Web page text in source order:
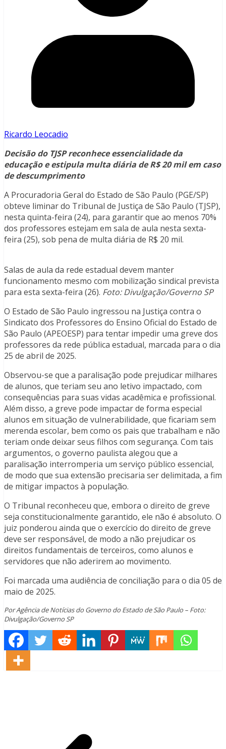
Ricardo Leocadio
Decisão do TJSP reconhece essencialidade da
educação e estipula multa diária de R$ 20 mil em caso
de descumprimento
A Procuradoria Geral do Estado de São Paulo (PGE/SP)
obteve liminar do Tribunal de Justiça de São Paulo (TJSP),
nesta quinta-feira (24), para garantir que ao menos 70%
dos professores estejam em sala de aula nesta sexta-
feira (25), sob pena de multa diária de R$ 20 mil.
Salas de aula da rede estadual devem manter
funcionamento mesmo com mobilização sindical prevista
para esta sexta-feira (26). Foto: Divulgação/Governo SP
O Estado de São Paulo ingressou na Justiça contra o
Sindicato dos Professores do Ensino Oficial do Estado de
São Paulo (APEOESP) para tentar impedir uma greve dos
professores da rede pública estadual, marcada para o dia
25 de abril de 2025.
Observou-se que a paralisação pode prejudicar milhares
de alunos, que teriam seu ano letivo impactado, com
consequências para suas vidas acadêmica e profissional.
Além disso, a greve pode impactar de forma especial
alunos em situação de vulnerabilidade, que ficariam sem
merenda escolar, bem como os pais que trabalham e não
teriam onde deixar seus filhos com segurança. Com tais
argumentos, o governo paulista alegou que a
paralisação interromperia um serviço público essencial,
de modo que sua extensão precisaria ser delimitada, a fim
de mitigar impactos à população.
O Tribunal reconheceu que, embora o direito de greve
seja constitucionalmente garantido, ele não é absoluto. O
juiz ponderou ainda que o exercício do direito de greve
deve ser responsável, de modo a não prejudicar os
direitos fundamentais de terceiros, como alunos e
servidores que não aderirem ao movimento.
Foi marcada uma audiência de conciliação para o dia 05 de
maio de 2025.
Por Agência de Notícias do Governo do Estado de São Paulo – Foto:
Divulgação/Governo SP